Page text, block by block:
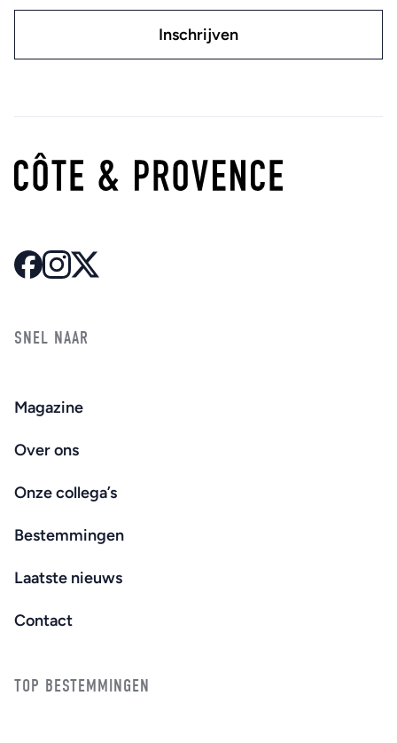
SNEL NAAR
Magazine
Over ons
Onze collega’s
Bestemmingen
Laatste nieuws
Contact
TOP BESTEMMINGEN